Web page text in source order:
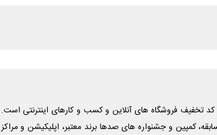
تخفیف فروشگاه های آنلاین و کسب و‌ کارهای اینترنتی است.
کمپین و جشنواره های صدها برند معتبر، اپلیکیشن و مراکز